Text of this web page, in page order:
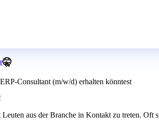
🤫
Consultant (m/w/d) erhalten könntest
aus der Branche in Kontakt zu treten. Oft